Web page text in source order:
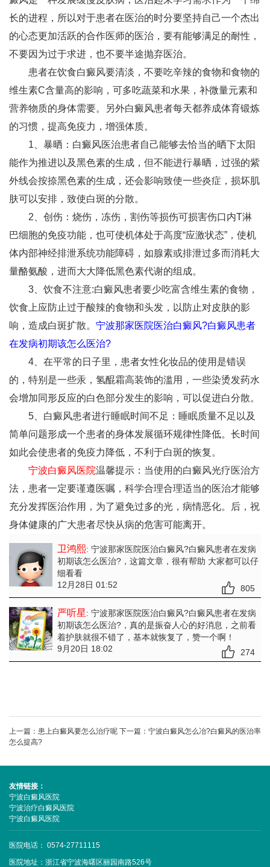
长的进程，所以对于患者在医治的时分要坚持自己一个杰出
的心态更加活跃的合作医师的医治，要有能够满足的耐性，
不要因为过于求进，也不要半途抛弃医治。
患者在饮食白癜风要清淡，不要吃辛辣的食物和食物的
维生素C含量高的影响，可多吃蔬菜和水果，补微量元素和
营养物质的身体需要。另外白癜风患者每天都养成体育锻炼
的习惯，提高免疫力，增强体质。
1、暴晒：白癜风医治患者自己能够去恰当的晒下太阳
能作为推进以及黑色素的生成，但不能进行暴晒，过强的紫
外线会按捺黑色素的生成，还会影响致使一些炎症，损坏肌
肤可以安排，致使白斑的分散。
2、创伤：烧伤，冻伤，割伤等损伤可损害伤口内T淋
巴细胞的免疫功能，也可使机体处于高度“应激状态”，使机
体内部神经排泄系统功能障碍，如腺素或排泄过多而消耗大
量酪氨酸，进而大大降低黑色素代谢的组成。
3、饮食不注意:白癜风患者要少吃富含维生素的食物，
饮食上应防止过于酸辣的食物和头发，以防止对皮肤的影
响，造成白斑扩散。 宁波那家医院医治白癜风?白癜风患者
在发病初期该怎么医治?
4、在平常的日子里，患者女性化妆品的使用是错误
的，特别是一些汞，氢醌霜高装饰的滥用，一些染烫发药水
会增加同形反应的白色部分发生的影响，可以促进白分散。
5、白癜风患者进行睡眠时间不足：睡眠质量不足以及
简单问题形成一个患者的身体发展循环规律性降低。长时间
如此会使患者的免疫力降低，不利于白斑的恢复。
宁波白癜风医院温馨提示：当使用的白癜风光疗医治方
法，患者一定要谨遵医嘱，科学合理合理适当的医治才能够
充分发挥医治作用，为了避免过多的光，病情恶化。后，祝
身体健康的广大患者尽快从病的危害可能离开。
卫鸿熙: 宁波那家医院医治白癜风?白癜风患者在发病
初期该怎么医治?，这篇文章，很有帮助 大家都可以仔
细看看
12月28日 01:52
805
严听星: 宁波那家医院医治白癜风?白癜风患者在发病
初期该怎么医治?，真的是振奋人心的好消息，之前看
着护肤就很不错了，基本就恢复了，赞一个啊！
9月20日 18:02
274
上一篇： 患上白癜风要怎么治疗呢 下一篇： 宁波白癜风怎么冶?白癜风的医治率
怎么提高?
友情链接：
宁波白癜风医院
宁波治疗白癜风医院
宁波白癜风医院
医院电话： 0574-27711115
医院地址：浙江省宁波海曙区丽园南路526号